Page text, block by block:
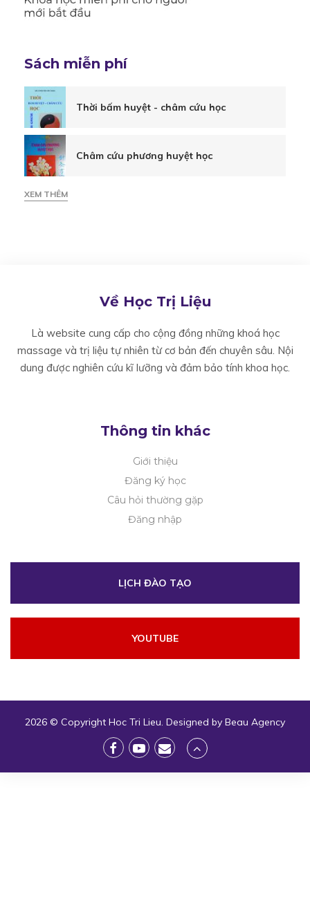
diệu
dùng
trong
trị
liệu
nhiên
Sách miễn phí
Thời bấm huyệt - châm cứu học
Châm cứu phương huyệt học
XEM THÊM
Về Học Trị Liệu
Là website cung cấp cho cộng đồng những khoá học
massage và trị liệu tự nhiên từ cơ bản đến chuyên sâu. Nội
dung được nghiên cứu kĩ lưỡng và đảm bảo tính khoa học.
Thông tin khác
Giới thiệu
Đăng ký học
Câu hỏi thường gặp
Đăng nhập
LỊCH ĐÀO TẠO
YOUTUBE
2026 © Copyright Hoc Tri Lieu. Designed by Beau Agency